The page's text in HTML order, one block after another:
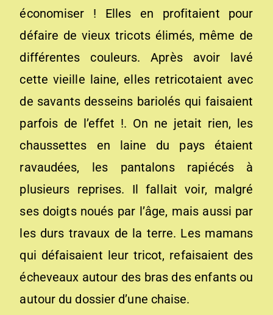
économiser ! Elles en profitaient pour
défaire de vieux tricots élimés, même de
différentes couleurs. Après avoir lavé
cette vieille laine, elles retricotaient avec
de savants desseins bariolés qui faisaient
parfois de l’effet !. On ne jetait rien, les
chaussettes en laine du pays étaient
ravaudées, les pantalons rapiécés à
plusieurs reprises. Il fallait voir, malgré
ses doigts noués par l’âge, mais aussi par
les durs travaux de la terre. Les mamans
qui défaisaient leur tricot, refaisaient des
écheveaux autour des bras des enfants ou
autour du dossier d’une chaise.